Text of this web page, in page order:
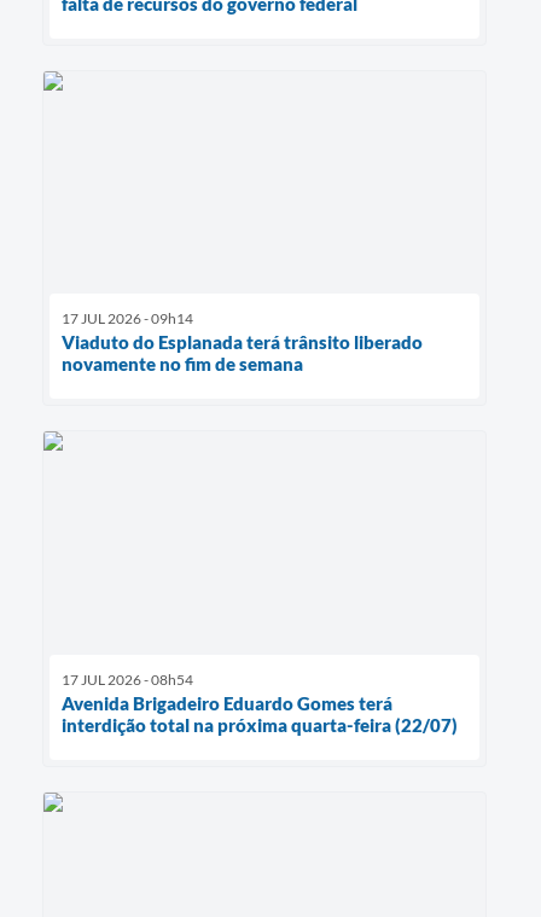
17 JUL 2026 - 09h14
Viaduto do Esplanada terá trânsito liberado
novamente no fim de semana
17 JUL 2026 - 08h54
Avenida Brigadeiro Eduardo Gomes terá
interdição total na próxima quarta-feira (22/07)